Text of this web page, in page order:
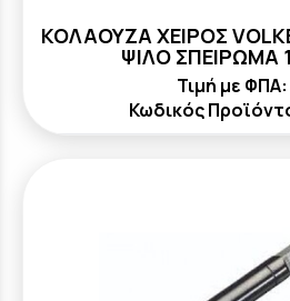
ΚΟΛΑΟΥΖΑ ΧΕΙΡΟΣ
ΨΙΛΟ ΣΠΕΙΡΩΜΑ
Τιμή με ΦΠΑ:
Κωδικός